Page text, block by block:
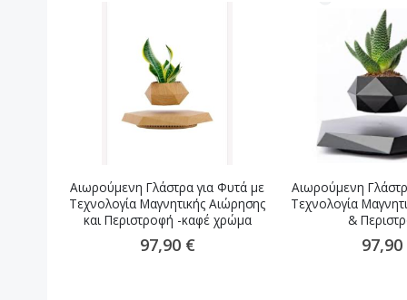
Αιωρούμενη Γλάστρα για Φυτά με
Τεχνολογία Μαγνητικής Αιώρησης
και Περιστροφή -καφέ χρώμα
97,90 €
Αιωρούμενη
Τεχνολογία
&
97,90